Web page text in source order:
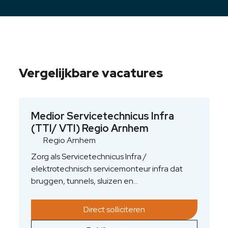
Vergelijkbare vacatures
Medior Servicetechnicus Infra
(TTI/ VTI) Regio Arnhem
Regio Arnhem
Zorg als Servicetechnicus Infra /
elektrotechnisch servicemonteur infra dat
bruggen, tunnels, sluizen en
en bedrijfszeker blijven. Jij duikt dagelijks in
complexe elektrotechnische besturings- en
Direct solliciteren